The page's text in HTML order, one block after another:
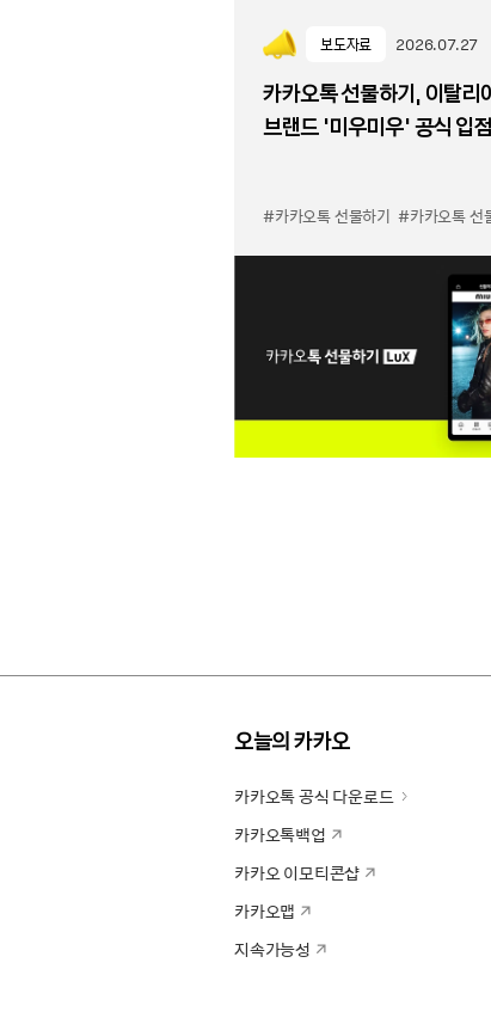
보도자료 2026.07.27
카카오톡 선물하기, 이탈리
브랜드 '미우미우' 공식 입점
#카카오톡 선물하기 #카카오톡 선물하기
오늘의 카카오
카카오톡 공식 다운로드
카카오톡백업
카카오 이모티콘샵
카카오맵
지속가능성